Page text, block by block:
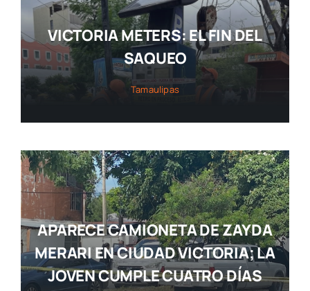
VICTORIA METERS: EL FIN DEL
SAQUEO
Tamaulipas
APARECE CAMIONETA DE ZAYDA
MERARI EN CIUDAD VICTORIA; LA
JOVEN CUMPLE CUATRO DÍAS